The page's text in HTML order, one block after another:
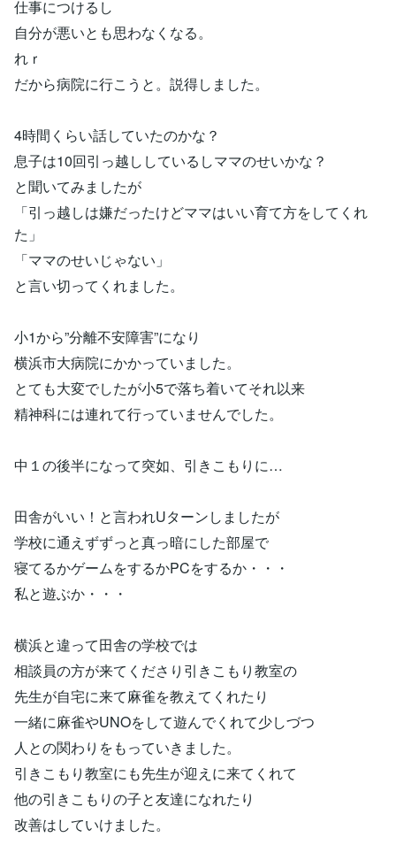
仕事につけるし
自分が悪いとも思わなくなる。
れｒ
だから病院に行こうと。説得しました。
4時間くらい話していたのかな？
息子は10回引っ越ししているしママのせいかな？
と聞いてみましたが
「引っ越しは嫌だったけどママはいい育て方をしてくれ
た」
「ママのせいじゃない」
と言い切ってくれました。
小1から”分離不安障害”になり
横浜市大病院にかかっていました。
とても大変でしたが小5で落ち着いてそれ以来
精神科には連れて行っていませんでした。
中１の後半になって突如、引きこもりに…
田舎がいい！と言われUターンしましたが
学校に通えずずっと真っ暗にした部屋で
寝てるかゲームをするかPCをするか・・・
私と遊ぶか・・・
横浜と違って田舎の学校では
相談員の方が来てくださり引きこもり教室の
先生が自宅に来て麻雀を教えてくれたり
一緒に麻雀やUNOをして遊んでくれて少しづつ
人との関わりをもっていきました。
引きこもり教室にも先生が迎えに来てくれて
他の引きこもりの子と友達になれたり
改善はしていけました。